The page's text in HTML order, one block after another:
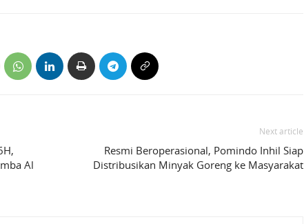
Al
Next article
Resmi Beroperasional, Pomindo Inhil Siap
Distribusikan Minyak Goreng ke Masyarakat